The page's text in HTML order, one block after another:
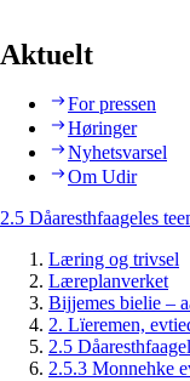
Aktuelt
For pressen
Høringer
Nyhetsvarsel
Om Udir
2.5 Dåaresthfaageles
Læring og trivsel
Læreplanverket
Bijjemes bielie –
2. Lïeremen,
2.5
2.5.3 Monnehke